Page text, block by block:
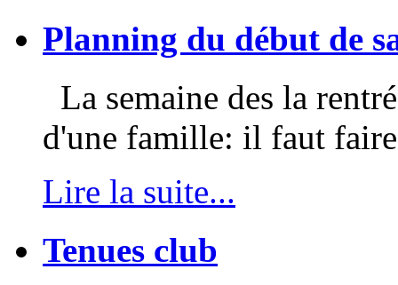
Planning du début de
La semaine des la
d'une famille: il faut
Lire la suite...
Tenues club